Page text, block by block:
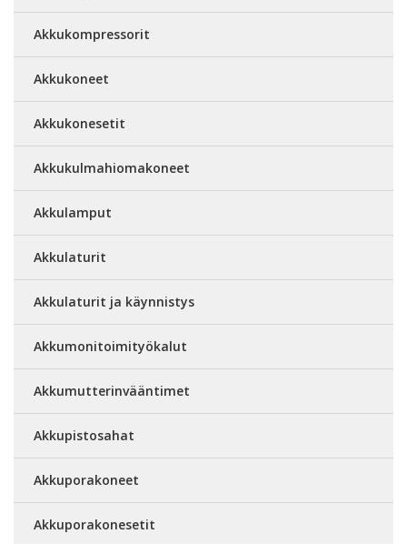
Akkukompressorit
Akkukoneet
Akkukonesetit
Akkukulmahiomakoneet
Akkulamput
Akkulaturit
Akkulaturit ja käynnistys
Akkumonitoimityökalut
Akkumutterinvääntimet
Akkupistosahat
Akkuporakoneet
Akkuporakonesetit